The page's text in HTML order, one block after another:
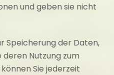
und geben sie nicht
Speicherung der Daten,
Nutzung zum
Sie jederzeit